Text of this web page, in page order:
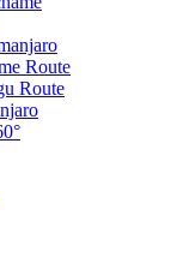
Route
Route